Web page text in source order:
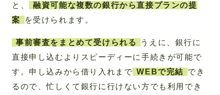
と、
融資可能な複数の銀行から直接プランの提
案
を受けられます。
事前審査をまとめて受けられる
うえに、銀行に
直接申し込むよりスピーディーに手続きが可能で
す。申し込みから借り入れまで WEBで完結
でき
るので、忙しくて銀行に行けない方でも利用でき